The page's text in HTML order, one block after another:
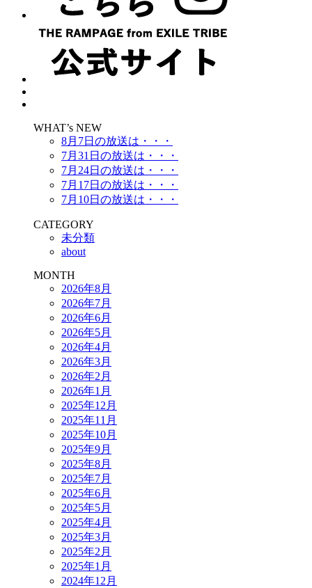
WHAT’s NEW
8月7日の放送は・・・
7月31日の放送は・・・
7月24日の放送は・・・
7月17日の放送は・・・
7月10日の放送は・・・
CATEGORY
未分類
about
MONTH
2026年8月
2026年7月
2026年6月
2026年5月
2026年4月
2026年3月
2026年2月
2026年1月
2025年12月
2025年11月
2025年10月
2025年9月
2025年8月
2025年7月
2025年6月
2025年5月
2025年4月
2025年3月
2025年2月
2025年1月
2024年12月